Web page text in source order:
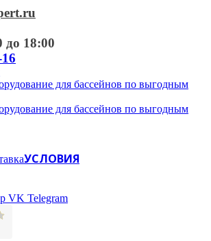
до 18:00
УСЛОВИЯ
VK Telegram